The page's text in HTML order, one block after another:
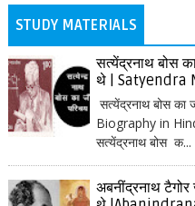
STUDY MATERIALS
सत्येंद्रनाथ बोस
थे | Satyendra
सत्येंद्रनाथ बोस
Biography in
सत्येंद्रनाथ बोस क...
अबनींद्रनाथ